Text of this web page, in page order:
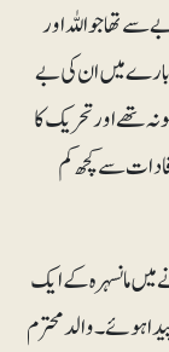
تھا جو اللہ اور
میں ان کی بے
تھے اور تحریک کا
سے کچھ کم
مانسہرہ کے ایک
درہ شنگلی) میں ۱۹۳۶ء میں پیدا ہوئے۔ والد محترم